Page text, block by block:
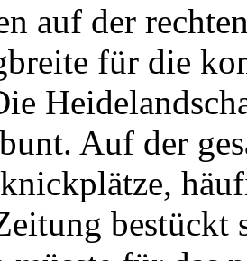
auf der
für die
Auf der
bestückt